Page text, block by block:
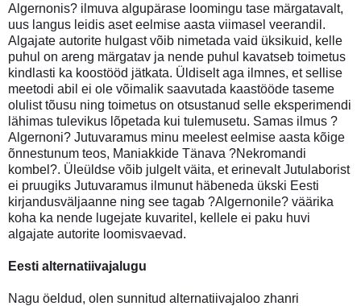
Algernonis? ilmuva algupärase loomingu tase märgatavalt,
uus langus leidis aset eelmise aasta viimasel veerandil.
Algajate autorite hulgast võib nimetada vaid üksikuid, kelle
puhul on areng märgatav ja nende puhul kavatseb toimetus
kindlasti ka koostööd jätkata. Üldiselt aga ilmnes, et sellise
meetodi abil ei ole võimalik saavutada kaastööde taseme
olulist tõusu ning toimetus on otsustanud selle eksperimendi
lähimas tulevikus lõpetada kui tulemusetu. Samas ilmus ?
Algernoni? Jutuvaramus minu meelest eelmise aasta kõige
õnnestunum teos, Maniakkide Tänava ?Nekromandi
kombel?. Üleüldse võib julgelt väita, et erinevalt Jutulaborist
ei pruugiks Jutuvaramus ilmunut häbeneda ükski Eesti
kirjandusväljaanne ning see tagab ?Algernonile? väärika
koha ka nende lugejate kuvaritel, kellele ei paku huvi
algajate autorite loomisvaevad.
Eesti alternatiivajalugu
Nagu öeldud, olen sunnitud alternatiivajaloo zhanri